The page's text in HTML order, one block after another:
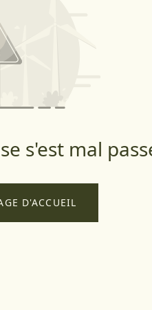
s'est mal
D'ACCUEIL